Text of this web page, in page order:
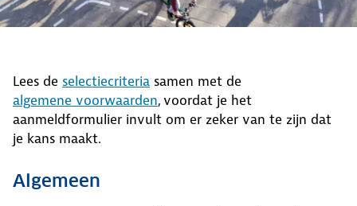
Lees de selectiecriteria samen met de
algemene voorwaarden, voordat je het
aanmeldformulier invult om er zeker van te zijn dat
je kans maakt.
Algemeen